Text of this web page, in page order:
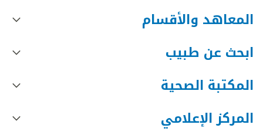
المعاهد والأقسام
ابحث عن طبيب
المكتبة الصحية
المركز الإعلامي